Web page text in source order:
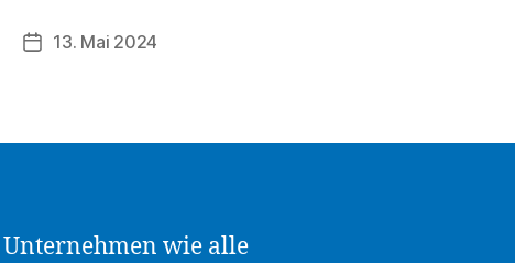
Beitragsdatum
13. Mai 2024
Unternehmen wie alle